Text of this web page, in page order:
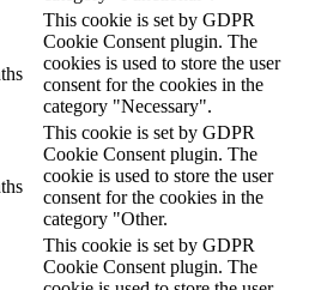
This cookie is set by GDPR
Cookie Consent plugin. The
cookies is used to store the user
consent for the cookies in the
category "Necessary".
This cookie is set by GDPR
Cookie Consent plugin. The
cookie is used to store the user
consent for the cookies in the
category "Other.
This cookie is set by GDPR
Cookie Consent plugin. The